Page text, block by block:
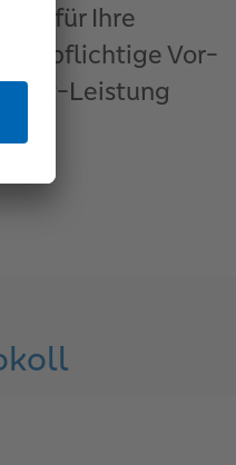
für Ihre
Vor-
Ort-Leistung